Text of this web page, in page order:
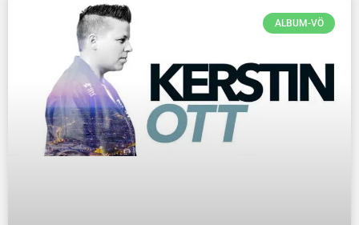
ALBUM-VÖ